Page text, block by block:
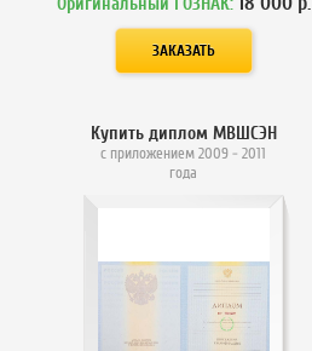
Купить диплом МВШСЭН
с приложением 2009 - 2011
года